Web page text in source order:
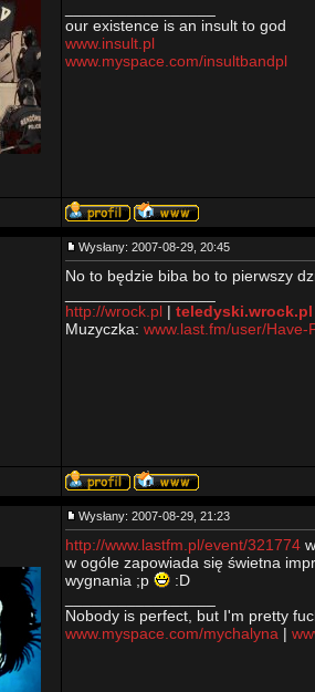
our existence is an insult to god
www.insult.pl
www.myspace.com/insultbandpl
Wysłany: 2007-08-29, 20:45
No to będzie biba bo to pierwszy
http://wrock.pl | teledyski.wrock.pl
Muzyczka: www.last.fm/user/Have-
Wysłany: 2007-08-29, 21:23
http://www.lastfm.pl/event/321774
w ogóle zapowiada się świetna
wygnania ;p
:D
Nobody is perfect, but I'm pretty
www.myspace.com/mychalyna |